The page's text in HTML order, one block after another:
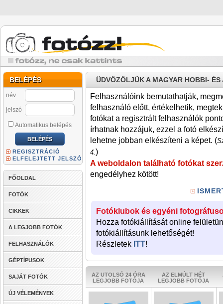
BELÉPÉS
név
jelszó
Automatikus belépés
REGISZTRÁCIÓ
ELFELEJTETT JELSZÓ
FŐOLDAL
FOTÓK
CIKKEK
A LEGJOBB FOTÓK
FELHASZNÁLÓK
GÉPTÍPUSOK
SAJÁT FOTÓK
ÚJ VÉLEMÉNYEK
ÜDVÖZÖLJÜK A MAGYAR HOBBI-
Felhasználóink bemutathatják,
felhasználó előtt, értékelhetik,
fotókat a regisztrált felhasználók
írhatnak hozzájuk, ezzel a fotó
lehetne jobban elkészíteni a képet. (
4.)
A weboldalon található fotókat
engedélyhez kötött!
Fotóklubok és egyéni
Hozza fotókiállítását online
fotókiállításunk lehetőségét!
Részletek ITT!
AZ UTOLSÓ 24 ÓRA
LEGJOBB FOTÓJA
AZ ELMÚLT HÉT
LEGJOBB FOTÓJA